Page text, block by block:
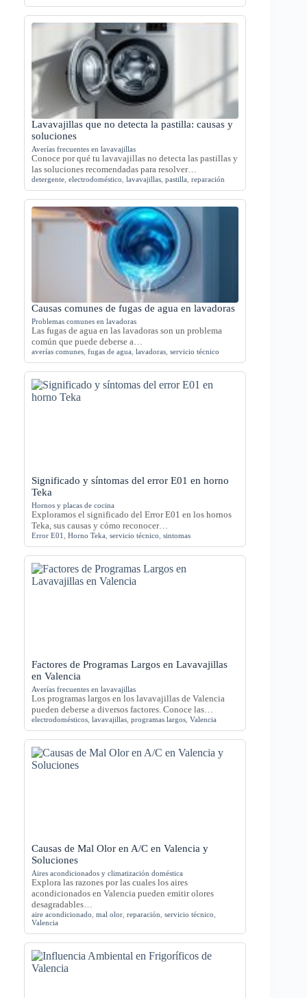
Lavavajillas que no detecta la pastilla: causas y
soluciones
Averías frecuentes en lavavajillas
Conoce por qué tu lavavajillas no detecta las pastillas y
las soluciones recomendadas para resolver…
detergente electrodoméstico lavavajillas pastilla reparación
Causas comunes de fugas de agua en lavadoras
Problemas comunes en lavadoras
Las fugas de agua en las lavadoras son un problema
común que puede deberse a…
averías comunes fugas de agua lavadoras servicio técnico
Significado y síntomas del error E01 en horno
Teka
Hornos y placas de cocina
Exploramos el significado del Error E01 en los hornos
Teka, sus causas y cómo reconocer…
Error E01 Horno Teka servicio técnico sintomas
Factores de Programas Largos en Lavavajillas
en Valencia
Averías frecuentes en lavavajillas
Los programas largos en los lavavajillas de Valencia
pueden deberse a diversos factores. Conoce las…
electrodomésticos lavavajillas programas largos Valencia
Causas de Mal Olor en A/C en Valencia y
Soluciones
Aires acondicionados y climatización doméstica
Explora las razones por las cuales los aires
acondicionados en Valencia pueden emitir olores
desagradables…
aire acondicionado mal olor reparación servicio técnico
Valencia